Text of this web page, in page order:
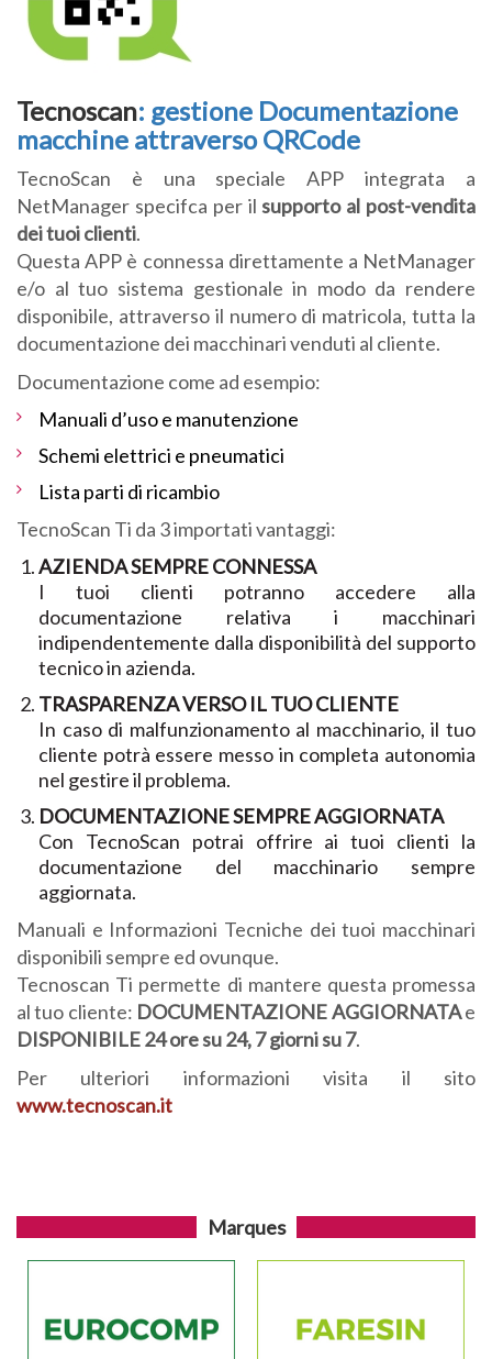
Tecnoscan: gestione Documentazione
macchine attraverso QRCode
TecnoScan è una speciale APP integrata a
NetManager specifca per il supporto al post-vendita
dei tuoi clienti.
Questa APP è connessa direttamente a NetManager
e/o al tuo sistema gestionale in modo da rendere
disponibile, attraverso il numero di matricola, tutta la
documentazione dei macchinari venduti al cliente.
Documentazione come ad esempio:
Manuali d’uso e manutenzione
Schemi elettrici e pneumatici
Lista parti di ricambio
TecnoScan Ti da 3 importati vantaggi:
AZIENDA SEMPRE CONNESSA
I tuoi clienti potranno accedere alla
documentazione relativa i macchinari
indipendentemente dalla disponibilità del supporto
tecnico in azienda.
TRASPARENZA VERSO IL TUO CLIENTE
In caso di malfunzionamento al macchinario, il tuo
cliente potrà essere messo in completa autonomia
nel gestire il problema.
DOCUMENTAZIONE SEMPRE AGGIORNATA
Con TecnoScan potrai offrire ai tuoi clienti la
documentazione del macchinario sempre
aggiornata.
Manuali e Informazioni Tecniche dei tuoi macchinari
disponibili sempre ed ovunque.
Tecnoscan Ti permette di mantere questa promessa
al tuo cliente: DOCUMENTAZIONE AGGIORNATAe
DISPONIBILE 24 ore su 24, 7 giorni su 7.
Per ulteriori informazioni visita il sito
www.tecnoscan.it
Marques